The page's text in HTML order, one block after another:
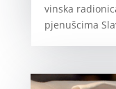
vinska
pjenušcima